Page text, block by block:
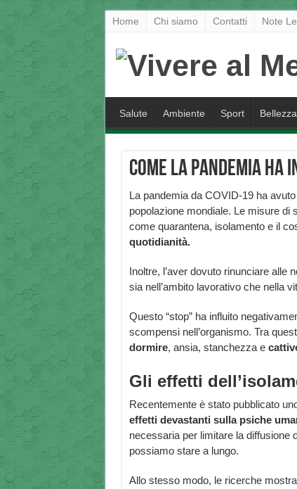
Home Chi siamo Contatti Note
Salute Ambiente Sport Bellezza
Come la pandemia
La pandemia da COVID-19 ha
popolazione mondiale. Le misure
come quarantena, isolamento e il
quotidianità.
Inoltre, l’aver dovuto rinunciare alle
sia nell’ambito lavorativo che nella
Questo “stop” ha influito
scompensi nell’organismo. Tra
dormire, ansia, stanchezza e
Gli effetti
Recentemente è stato pubblicato
effetti devastanti sulla psiche
necessaria per limitare la diffusione
possiamo stare a lungo.
Allo stesso modo, le ricerche